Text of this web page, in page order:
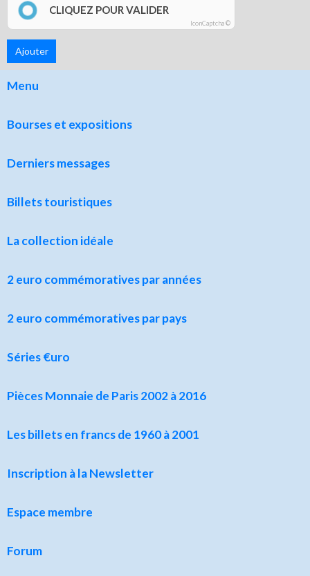
CLIQUEZ POUR VALIDER
IconCaptcha ©
Ajouter
Menu
Bourses et expositions
Derniers messages
Billets touristiques
La collection idéale
2 euro commémoratives par années
2 euro commémoratives par pays
Séries €uro
Pièces Monnaie de Paris 2002 à 2016
Les billets en francs de 1960 à 2001
Inscription à la Newsletter
Espace membre
Forum